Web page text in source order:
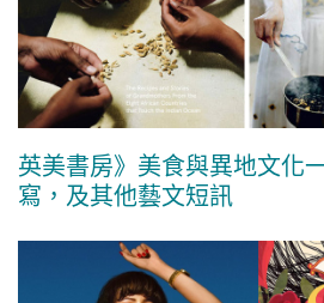
英美書房》美食與異地文化
寫，及其他藝文短訊